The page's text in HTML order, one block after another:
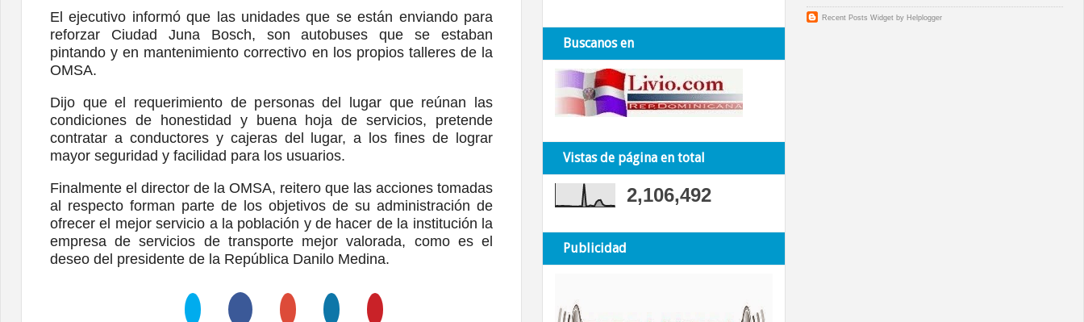
El ejecutivo informó que las unidades que se están enviando para
reforzar Ciudad Juna Bosch, son autobuses que se estaban
pintando y en mantenimiento correctivo en los propios talleres de la
OMSA.
Dijo que el requerimiento de personas del lugar que reúnan las
condiciones de honestidad y buena hoja de servicios, pretende
contratar a conductores y cajeras del lugar, a los fines de lograr
mayor seguridad y facilidad para los usuarios.
Finalmente el director de la OMSA, reitero que las acciones tomadas
al respecto forman parte de los objetivos de su administración de
ofrecer el mejor servicio a la población y de hacer de la institución la
empresa de servicios de transporte mejor valorada, como es el
deseo del presidente de la República Danilo Medina.
Buscanos en
Vistas de página en total
2,106,492
Publicidad
Recent Posts Widgetby Helplogger